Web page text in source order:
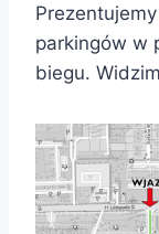
parkingów w
biegu.